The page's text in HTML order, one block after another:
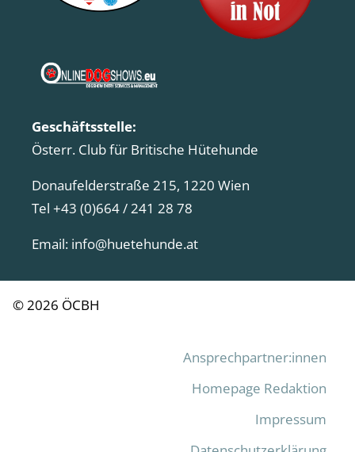
Geschäftsstelle:
Österr. Club für Britische Hütehunde
Donaufelderstraße 215, 1220 Wien
Tel +43 (0)664 / 241 28 78
Email: info@huetehunde.at
© 2026 ÖCBH
Ansprechpartner:innen
Homepage Redaktion
Impressum